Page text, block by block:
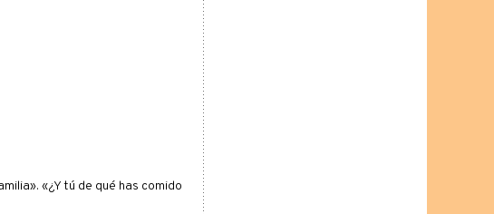
«¿Y tú de qué has comido